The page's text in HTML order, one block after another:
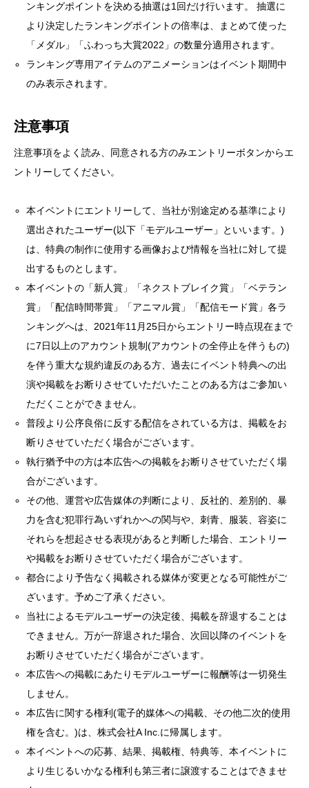
ンキングポイントを決める抽選は1回だけ行います。 抽選に
より決定したランキングポイントの倍率は、まとめて使った
「メダル」「ふわっち大賞2022」の数量分適用されます。
ランキング専用アイテムのアニメーションはイベント期間中
のみ表示されます。
注意事項
注意事項をよく読み、同意される方のみエントリーボタンからエ
ントリーしてください。
本イベントにエントリーして、当社が別途定める基準により
選出されたユーザー(以下「モデルユーザー」といいます。)
は、特典の制作に使用する画像および情報を当社に対して提
出するものとします。
本イベントの「新人賞」「ネクストブレイク賞」「ベテラン
賞」「配信時間帯賞」「アニマル賞」「配信モード賞」各ラ
ンキングへは、2021年11月25日からエントリー時点現在まで
に7日以上のアカウント規制(アカウントの全停止を伴うもの)
を伴う重大な規約違反のある方、過去にイベント特典への出
演や掲載をお断りさせていただいたことのある方はご参加い
ただくことができません。
普段より公序良俗に反する配信をされている方は、掲載をお
断りさせていただく場合がございます。
執行猶予中の方は本広告への掲載をお断りさせていただく場
合がございます。
その他、運営や広告媒体の判断により、反社的、差別的、暴
力を含む犯罪行為いずれかへの関与や、刺青、服装、容姿に
それらを想起させる表現があると判断した場合、エントリー
や掲載をお断りさせていただく場合がございます。
都合により予告なく掲載される媒体が変更となる可能性がご
ざいます。予めご了承ください。
当社によるモデルユーザーの決定後、掲載を辞退することは
できません。万が一辞退された場合、次回以降のイベントを
お断りさせていただく場合がございます。
本広告への掲載にあたりモデルユーザーに報酬等は一切発生
しません。
本広告に関する権利(電子的媒体への掲載、その他二次的使用
権を含む。)は、株式会社A Inc.に帰属します。
本イベントへの応募、結果、掲載権、特典等、本イベントに
より生じるいかなる権利も第三者に譲渡することはできませ